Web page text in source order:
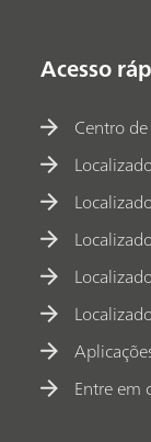
Acesso
Centro
Entre em